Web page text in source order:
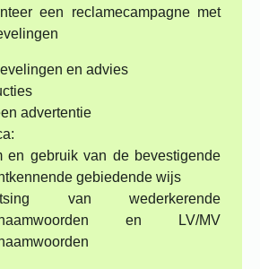
een reclamecampagne met
en advies
advertentie
en gebruik van de bevestigende
gebiedende wijs
van wederkerende
en LV/MV